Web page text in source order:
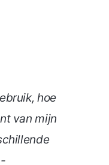
hoe
van mijn